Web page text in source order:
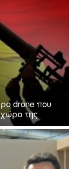
drone που
της